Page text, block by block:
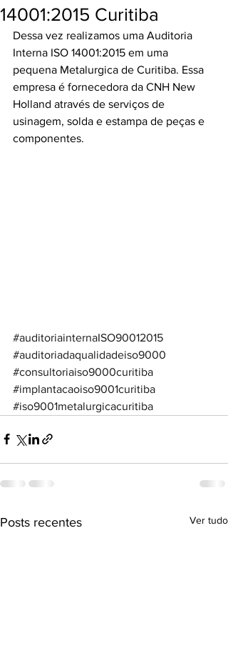
14001:2015 Curitiba
Dessa vez realizamos uma Auditoria
Interna ISO 14001:2015 em uma
pequena Metalurgica de Curitiba. Essa
empresa é fornecedora da CNH New
Holland através de serviços de
usinagem, solda e estampa de peças e
componentes.
#auditoriainternaISO90012015
#auditoriadaqualidadeiso9000
#consultoriaiso9000curitiba
#implantacaoiso9001curitiba
#iso9001metalurgicacuritiba
Posts recentes Ver tudo